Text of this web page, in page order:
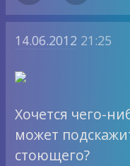
14.06.2012 21:25
Хочется чего-
может
стоющего?